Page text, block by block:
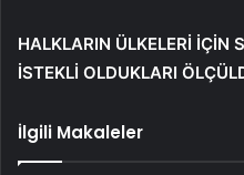
HALKLARIN ÜLKELERİ İÇİN
İSTEKLİ OLDUKLARI
İlgili Makaleler